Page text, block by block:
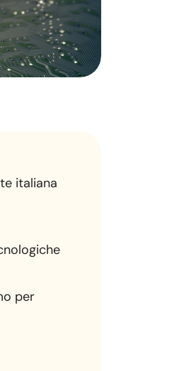
italiana
per